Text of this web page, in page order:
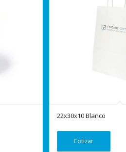
22x30x10 Blanco
Cotizar